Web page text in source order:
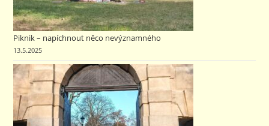
Piknik – napíchnout něco nevýznamného
13.5.2025